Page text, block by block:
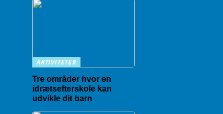
AKTIVITETER
Tre områder hvor en
idrætsefterskole kan
udvikle dit barn